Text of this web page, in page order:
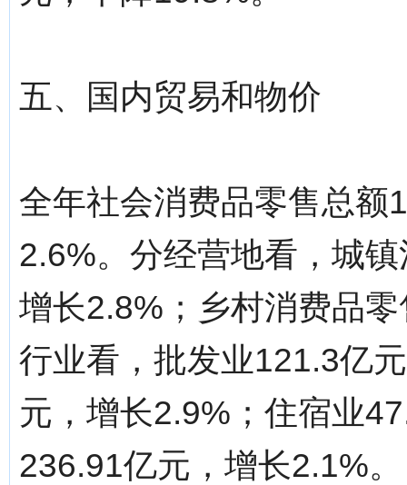
五、国内贸易和物价
全年社会消费品零售总额
2.6%。分经营地看，城
增长2.8%；乡村消费品
行业看，批发业121.3亿
元，增长2.9%；住宿业
236.91亿元，增长2.1%。